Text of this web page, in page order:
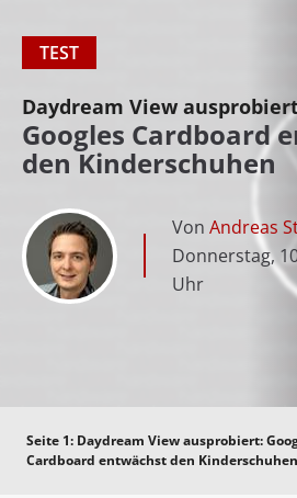
TEST
Daydream View
Googles Cardboard
den Kinderschuhen
Von Andreas
Donnerstag,
Uhr
Seite 1: Daydream View ausprobiert:
Cardboard entwächst den Kinderschuhen